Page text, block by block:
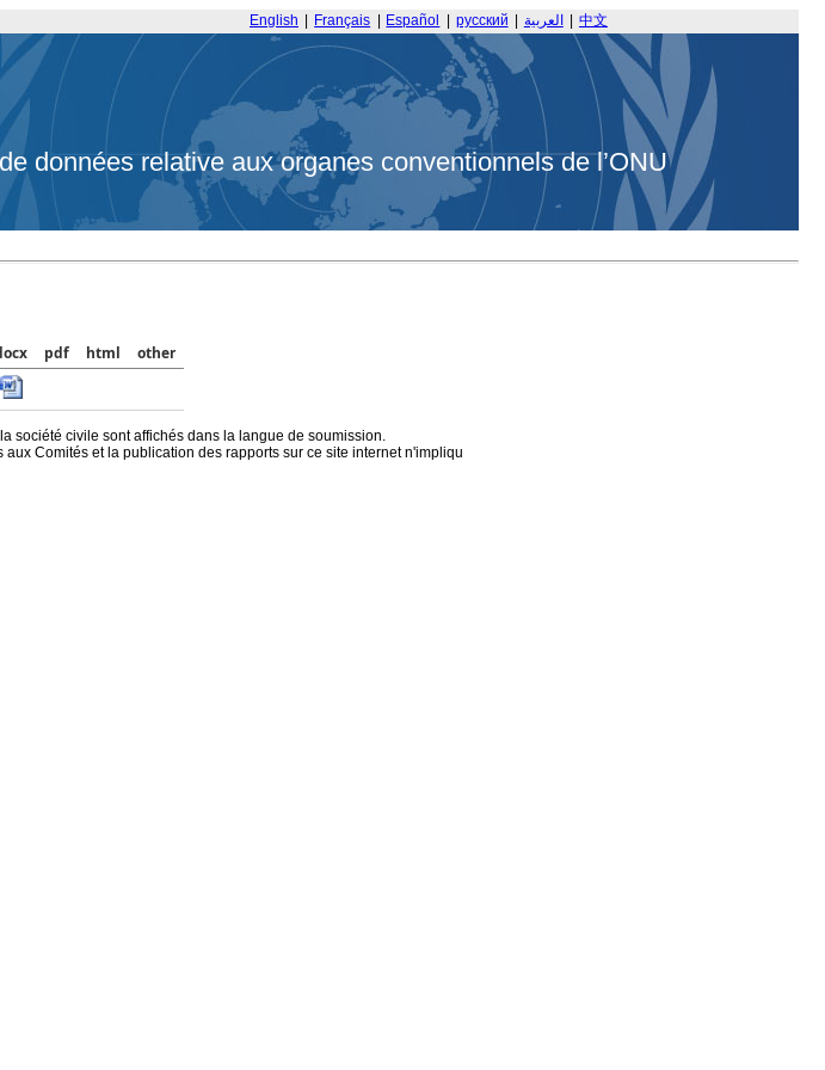
English Français Español русский العربية 中文
données relative aux organes conventionnels de l’ONU
pdf html
other
société civile sont affichés dans la langue de soumission.
Comités et la publication des rapports sur ce site internet n'impliqu